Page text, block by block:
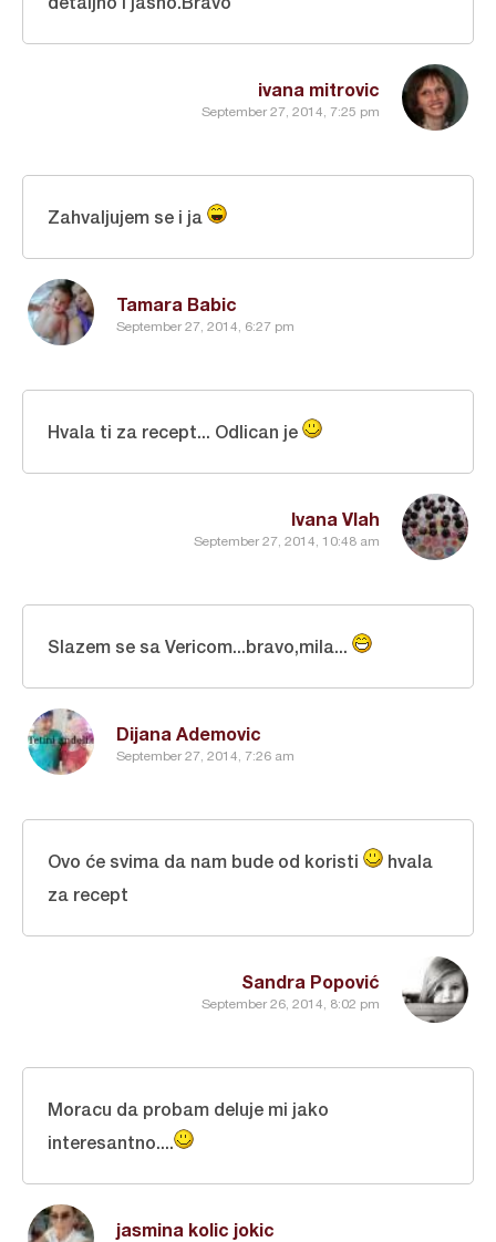
ivana mitrovic
September 27, 2014, 7:25 pm
Tamara Babic
September 27, 2014, 6:27 pm
Zahvaljujem se i ja
Ivana Vlah
September 27, 2014, 10:48 am
Hvala ti za recept... Odlican je
Dijana Ademovic
September 27, 2014, 7:26 am
Slazem se sa Vericom...bravo,mila...
Sandra Popović
September 26, 2014, 8:02 pm
Ovo će svima da nam bude od koristi
hvala
za recept
jasmina kolic jokic
Moracu da probam deluje mi jako
interesantno....